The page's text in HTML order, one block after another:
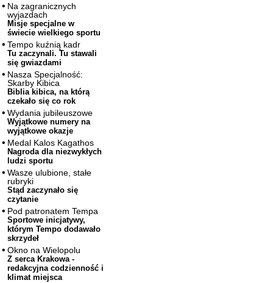
Na zagranicznych
wyjazdach
Misje specjalne w
świecie wielkiego sportu
Tempo kuźnią kadr
Tu zaczynali. Tu stawali
się gwiazdami
Nasza Specjalność:
Skarby Kibica
Biblia kibica, na którą
czekało się co rok
Wydania jubileuszowe
Wyjątkowe numery na
wyjątkowe okazje
Medal Kalos Kagathos
Nagroda dla niezwykłych
ludzi sportu
Wasze ulubione, stałe
rubryki
Stąd zaczynało się
czytanie
Pod patronatem Tempa
Sportowe inicjatywy,
którym Tempo dodawało
skrzydeł
Okno na Wielopolu
Z serca Krakowa -
redakcyjna codzienność i
klimat miejsca